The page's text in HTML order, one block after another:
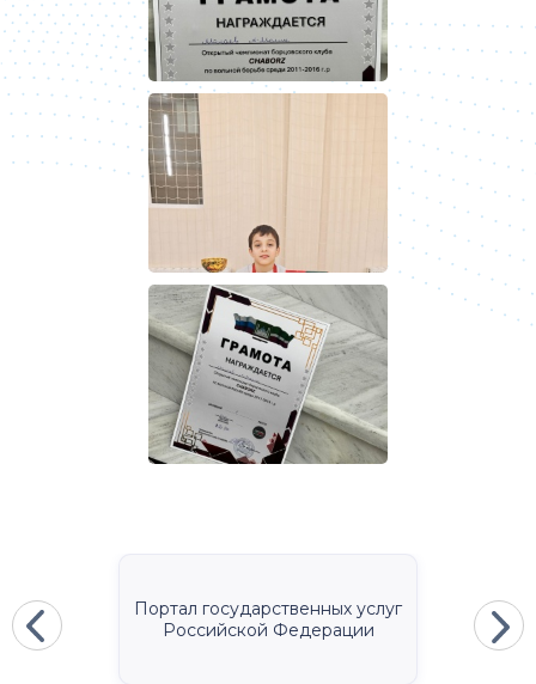
Портал государственных услуг
Российской Федерации